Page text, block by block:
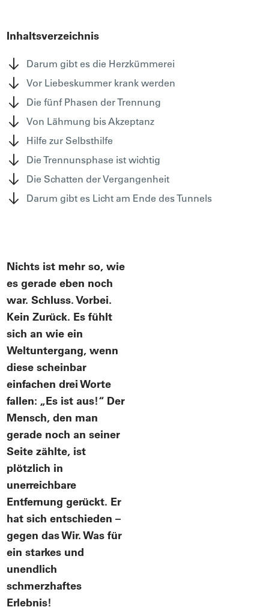
Inhaltsverzeichnis
Darum gibt es die Herzkümmerei
Vor Liebeskummer krank werden
Die fünf Phasen der Trennung
Von Lähmung bis Akzeptanz
Hilfe zur Selbsthilfe
Die Trennunsphase ist wichtig
Die Schatten der Vergangenheit
Darum gibt es Licht am Ende des Tunnels
Nichts ist mehr so, wie
es gerade eben noch
war. Schluss. Vorbei.
Kein Zurück. Es fühlt
sich an wie ein
Weltuntergang, wenn
diese scheinbar
einfachen drei Worte
fallen: „Es ist aus!“ Der
Mensch, den man
gerade noch an seiner
Seite zählte, ist
plötzlich in
unerreichbare
Entfernung gerückt. Er
hat sich entschieden –
gegen das Wir. Was für
ein starkes und
unendlich
schmerzhaftes
Erlebnis!